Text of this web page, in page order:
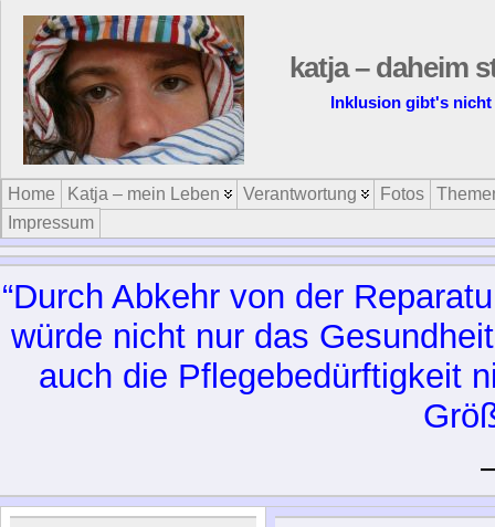
katja – daheim
Inklusion gibt's
Home Katja – mein Leben Verantwortung Fotos
Impressum
“Durch Abkehr von der
würde nicht nur das
auch die Pflegebedürftigkeit